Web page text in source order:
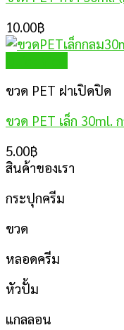
10.00฿
ขวด PET ฝาเปิดปิด
ขวด PET เล็ก 30ml.
5.00฿
สินค้าของเรา
กระปุกครีม
ขวด
หลอดครีม
หัวปั้ม
แกลลอน